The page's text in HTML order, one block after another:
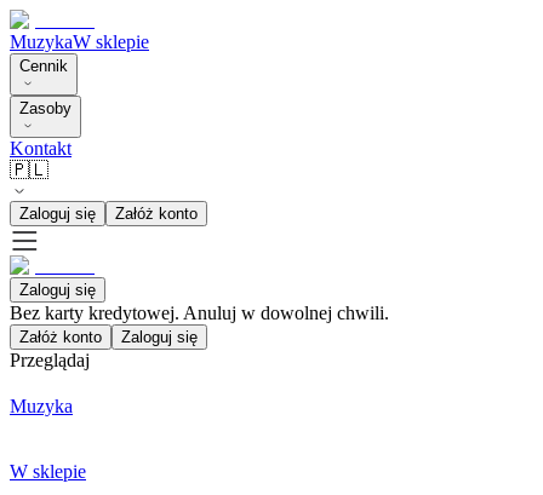
MuzykaW sklepie
Cennik
Zasoby
Kontakt
🇵🇱
Zaloguj się Załóż konto
Zaloguj się
Bez karty kredytowej. Anuluj w dowolnej chwili.
Załóż konto Zaloguj się
Przeglądaj
Muzyka
W sklepie